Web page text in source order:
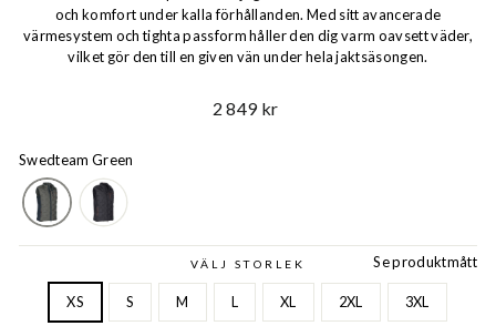
och komfort under kalla förhållanden. Med sitt avancerade
värmesystem och tighta passform håller den dig varm oavsett väder,
vilket gör den till en given vän under hela jaktsäsongen.
Ord.
2 849 kr
Swedteam Green
Se produktmått
VÄLJ STORLEK
XS S M L XL 2XL 3XL